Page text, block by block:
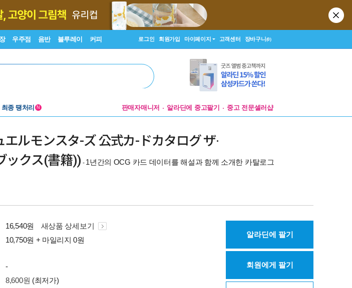
우주점 음반 블루레이 커피 로그인 회원가입 마이페이지 고객센터 장바구니(0)
최종 땡처리 N 판매자매니저 알라딘에 중고팔기 중고 전문셀러샵
ルモンスタ-ズ 公式カ-ドカタログ ザ·
ックス(書籍)) - 1년간의 OCG 카드 데이터를 해설과 함께 소개한 카탈로그
16,540원
새상품 상세보기
10,750원 + 마일리지 0원
-
8,600원 (최저가)
알라딘에 팔기
회원에게 팔기